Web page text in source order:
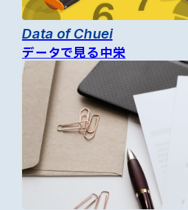
Data of Chuei
データで見る中栄